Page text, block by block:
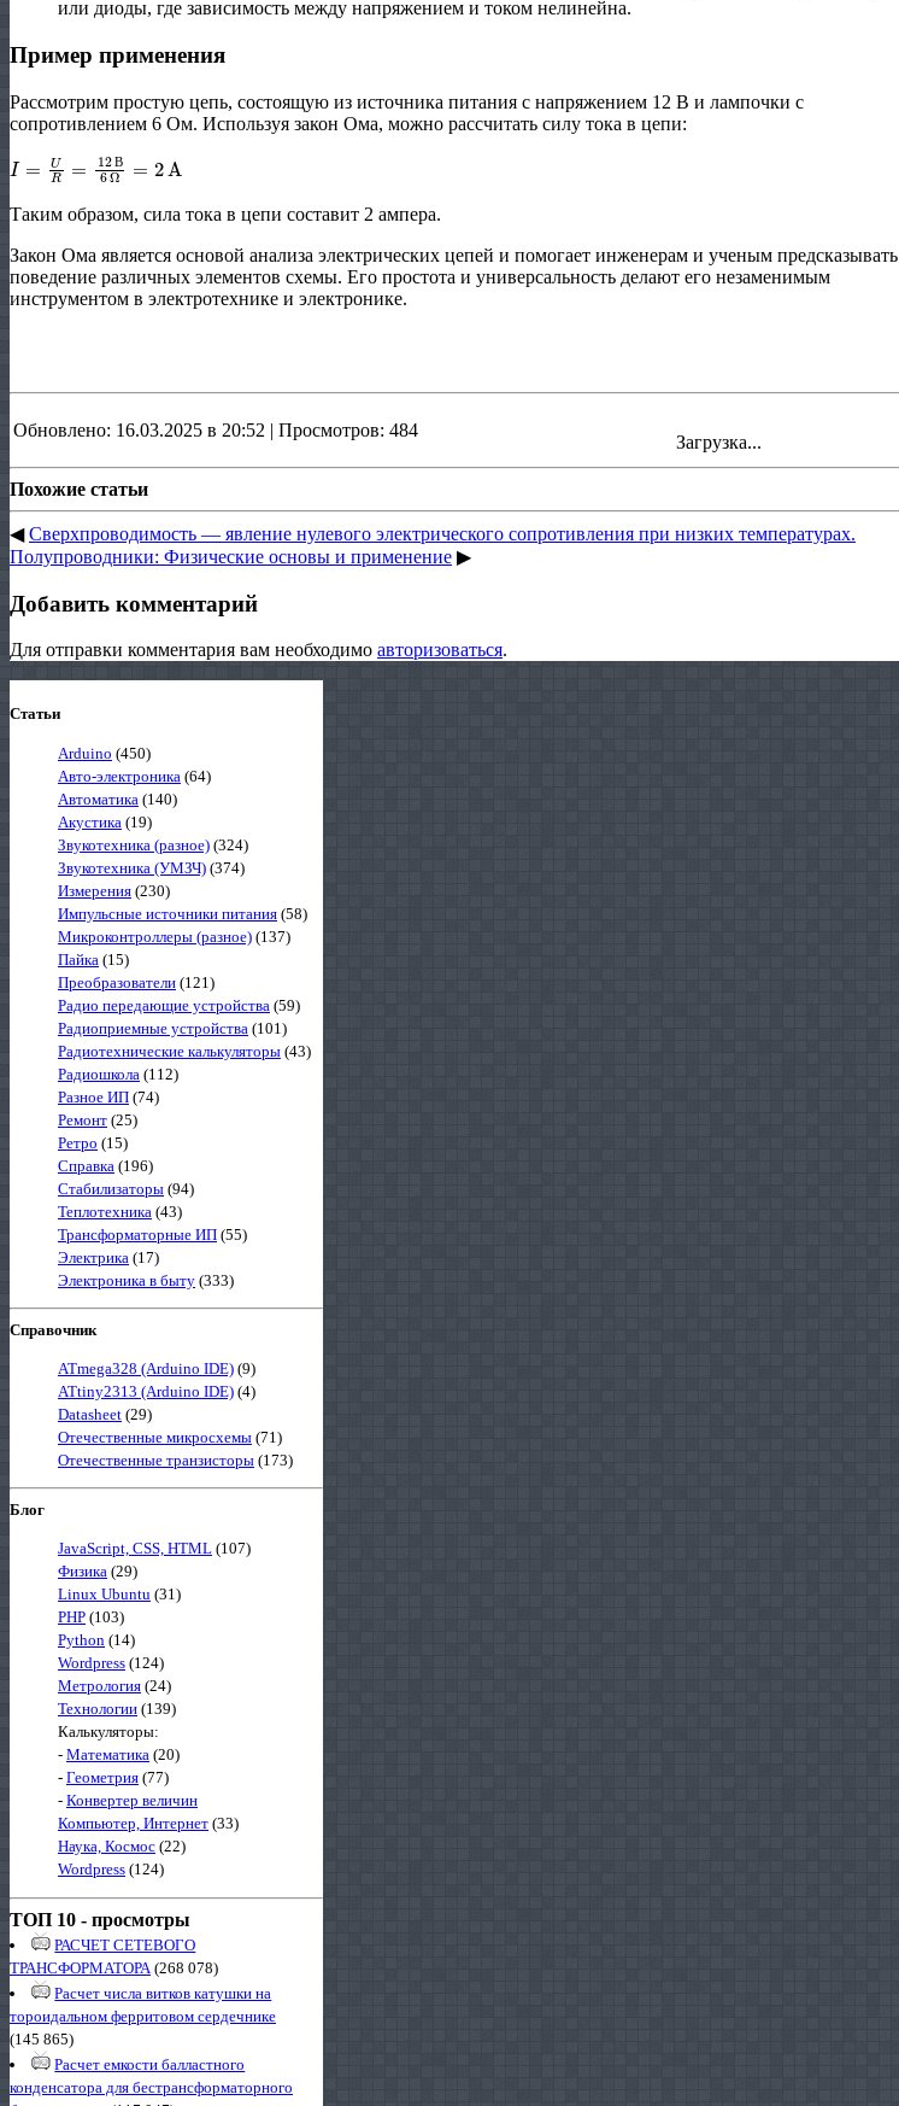
или диоды, где зависимость между напряжением и током нелинейна.
Пример применения
Рассмотрим простую цепь, состоящую из источника питания с напряжением 12 В и лампочки с
сопротивлением 6 Ом. Используя закон Ома, можно рассчитать силу тока в цепи:
I= R= В6Ω A
Таким образом, сила тока в цепи составит 2 ампера.
Закон Ома является основой анализа электрических цепей и помогает инженерам и ученым предсказывать
поведение различных элементов схемы. Его простота и универсальность делают его незаменимым
инструментом в электротехнике и электронике.
Обновлено: 16.03.2025 в 20:52 | Просмотров: 484
Загрузка...
Похожие статьи
◀Сверхпроводимость — явление нулевого электрического сопротивления при низких температурах.
Полупроводники: Физические основы и применение ▶
Добавить комментарий
Для отправки комментария вам необходимо авторизоваться.
Статьи
Arduino (450)
Авто-электроника (64)
Автоматика (140)
Акустика (19)
Звукотехника (разное) (324)
Звукотехника (УМЗЧ) (374)
Измерения (230)
Импульсные источники питания (58)
Микроконтроллеры (разное) (137)
Пайка (15)
Преобразователи (121)
Радио передающие устройства (59)
Радиоприемные устройства (101)
Радиотехнические калькуляторы (43)
Радиошкола (112)
Разное ИП (74)
Ремонт (25)
Ретро (15)
Справка (196)
Стабилизаторы (94)
Теплотехника (43)
Трансформаторные ИП (55)
Электрика (17)
Электроника в быту (333)
Справочник
ATmega328 (Arduino IDE) (9)
ATtiny2313 (Arduino IDE) (4)
Datasheet (29)
Отечественные микросхемы (71)
Отечественные транзисторы (173)
Блог
JavaScript, CSS, HTML (107)
Физика (29)
Linux Ubuntu (31)
PHP (103)
Python (14)
Wordpress (124)
Метрология (24)
Технологии (139)
Калькуляторы:
- Математика (20)
- Геометрия (77)
- Конвертер величин
Компьютер, Интернет (33)
Наука, Космос (22)
Wordpress (124)
ТОП 10 - просмотры
РАСЧЕТ СЕТЕВОГО
ТРАНСФОРМАТОРА (268 078)
Расчет числа витков катушки на
тороидальном ферритовом сердечнике
(145 865)
Расчет емкости балластного
конденсатора для бестрансформаторного